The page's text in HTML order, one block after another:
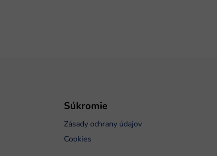
Súkromie
Zásady ochrany údajov
Cookies